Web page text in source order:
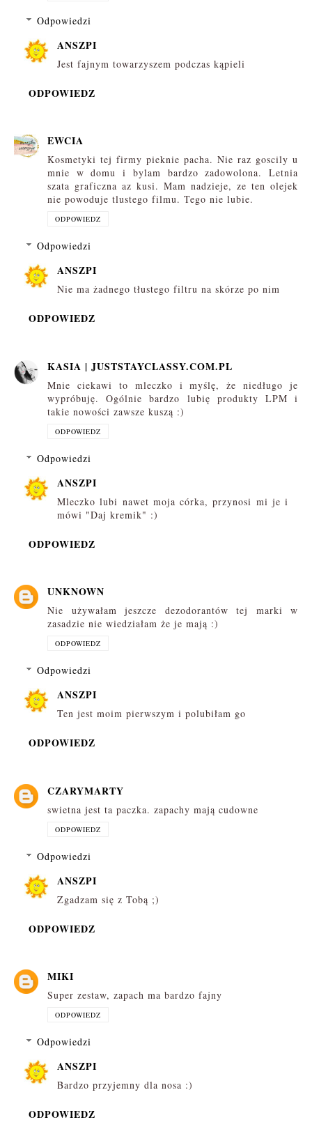
Odpowiedzi
ANSZPI
Jest fajnym towarzyszem podczas kąpieli
ODPOWIEDZ
EWCIA
Kosmetyki tej firmy pieknie pacha. Nie raz goscily u
mnie w domu i bylam bardzo zadowolona. Letnia
szata graficzna az kusi. Mam nadzieje, ze ten olejek
nie powoduje tlustego filmu. Tego nie lubie.
ODPOWIEDZ
Odpowiedzi
ANSZPI
Nie ma żadnego tłustego filtru na skórze po nim
ODPOWIEDZ
KASIA | JUSTSTAYCLASSY.COM.PL
Mnie ciekawi to mleczko i myślę, że niedługo je
wypróbuję. Ogólnie bardzo lubię produkty LPM i
takie nowości zawsze kuszą :)
ODPOWIEDZ
Odpowiedzi
ANSZPI
Mleczko lubi nawet moja córka, przynosi mi je i
mówi "Daj kremik" :)
ODPOWIEDZ
UNKNOWN
Nie używałam jeszcze dezodorantów tej marki w
zasadzie nie wiedziałam że je mają :)
ODPOWIEDZ
Odpowiedzi
ANSZPI
Ten jest moim pierwszym i polubiłam go
ODPOWIEDZ
CZARYMARTY
swietna jest ta paczka. zapachy mają cudowne
ODPOWIEDZ
Odpowiedzi
ANSZPI
Zgadzam się z Tobą ;)
ODPOWIEDZ
MIKI
Super zestaw, zapach ma bardzo fajny
ODPOWIEDZ
Odpowiedzi
ANSZPI
Bardzo przyjemny dla nosa :)
ODPOWIEDZ